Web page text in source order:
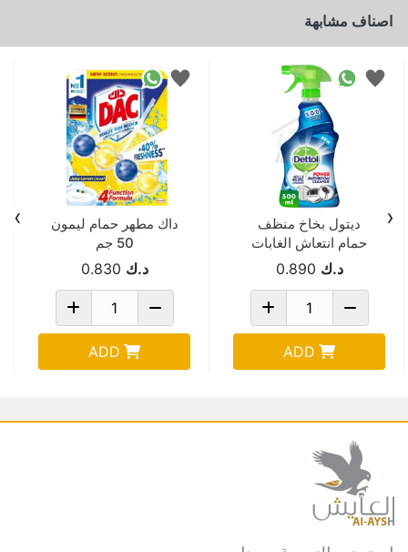
اصناف مشابهة
ديتول بخاخ منظف
حمام انتعاش الغابات
500 ملد.ك 0.890
ADD
داك مطهر حمام ليمون
50 جم
د.ك 0.830
ADD
‹
›